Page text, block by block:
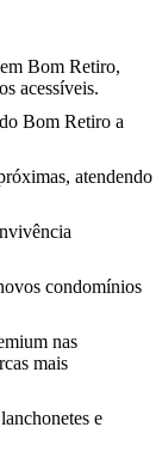
Bom Retiro,
acessíveis.
Bom Retiro a
atendendo
condomínios
nas
mais
e